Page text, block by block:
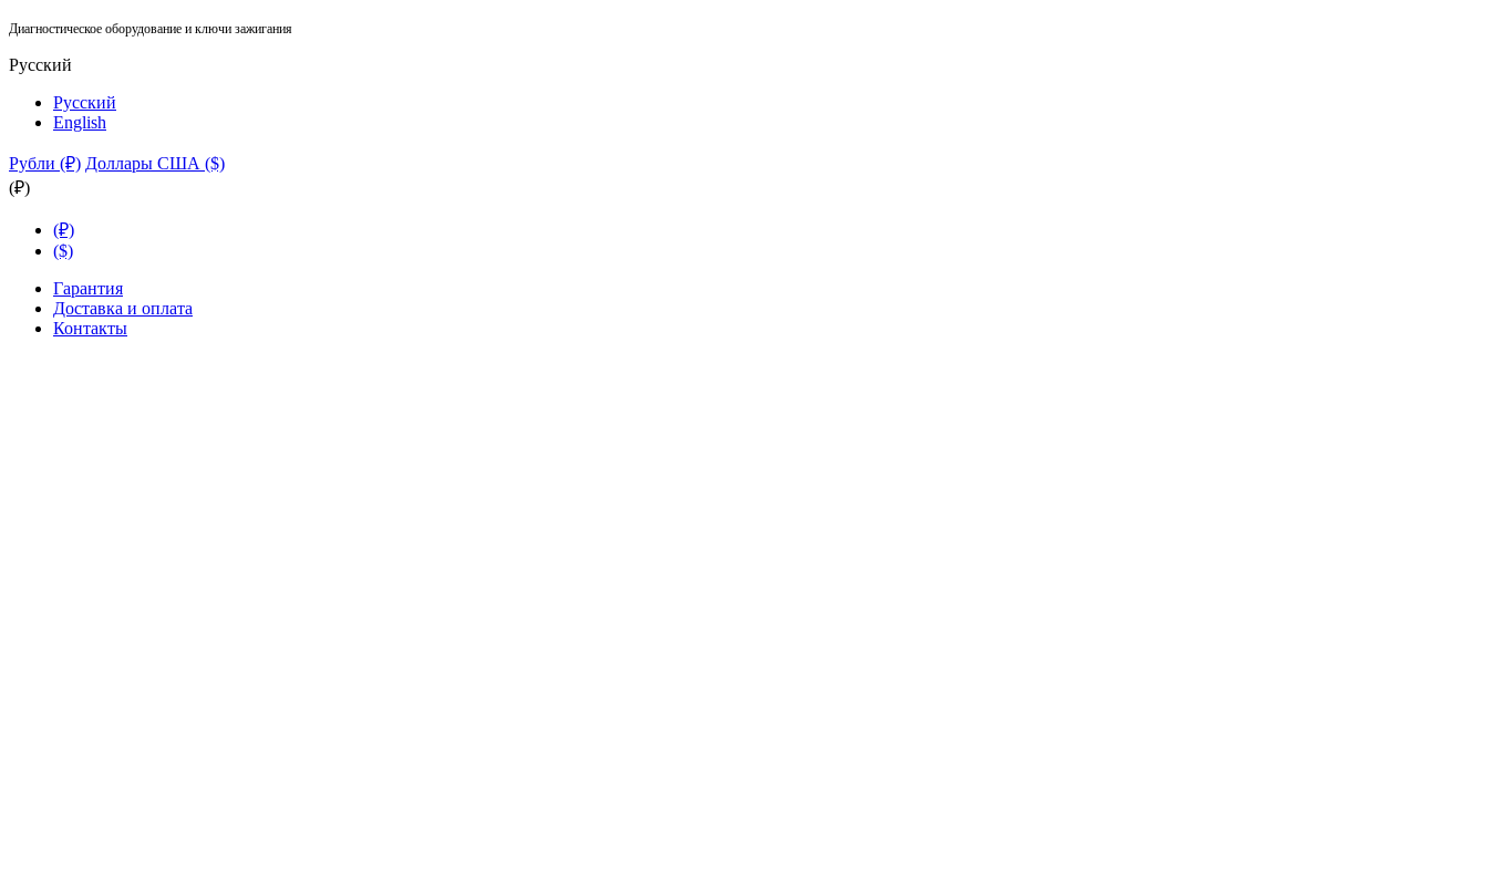
Диагностическое оборудование и ключи зажигания
Русский
Русский
English
Рубли (₽) Доллары США ($)
(₽)
(₽)
($)
Гарантия
Доставка и оплата
Контакты